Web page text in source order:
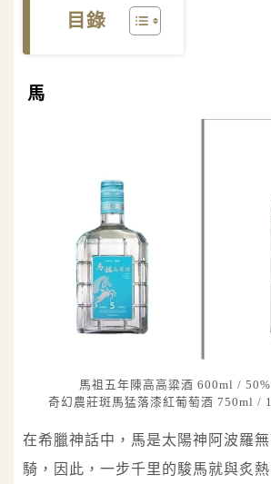
目錄
馬
馬祖五年陳高高粱酒 600ml /
奇幻農莊斑馬猛落漆紅葡萄酒 750ml /
在希臘神話中，馬是太陽神阿波羅
騎，因此，一步千里的駿馬就與炙